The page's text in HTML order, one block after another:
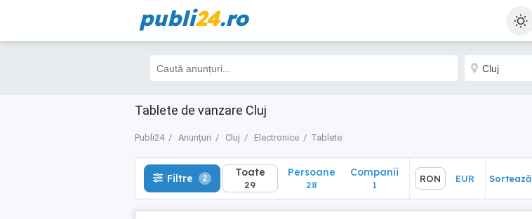
publi24.ro
Tablete de vanzare Cluj
Publi24 Anunțuri Cluj Electronice Tablete
Filtre 2 Toate
29
Sortează
Filtre 2 Toate
29
Persoane
28
Companii
1
RON EUR Sortează